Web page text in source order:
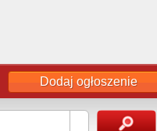
Dodaj ogłoszenie